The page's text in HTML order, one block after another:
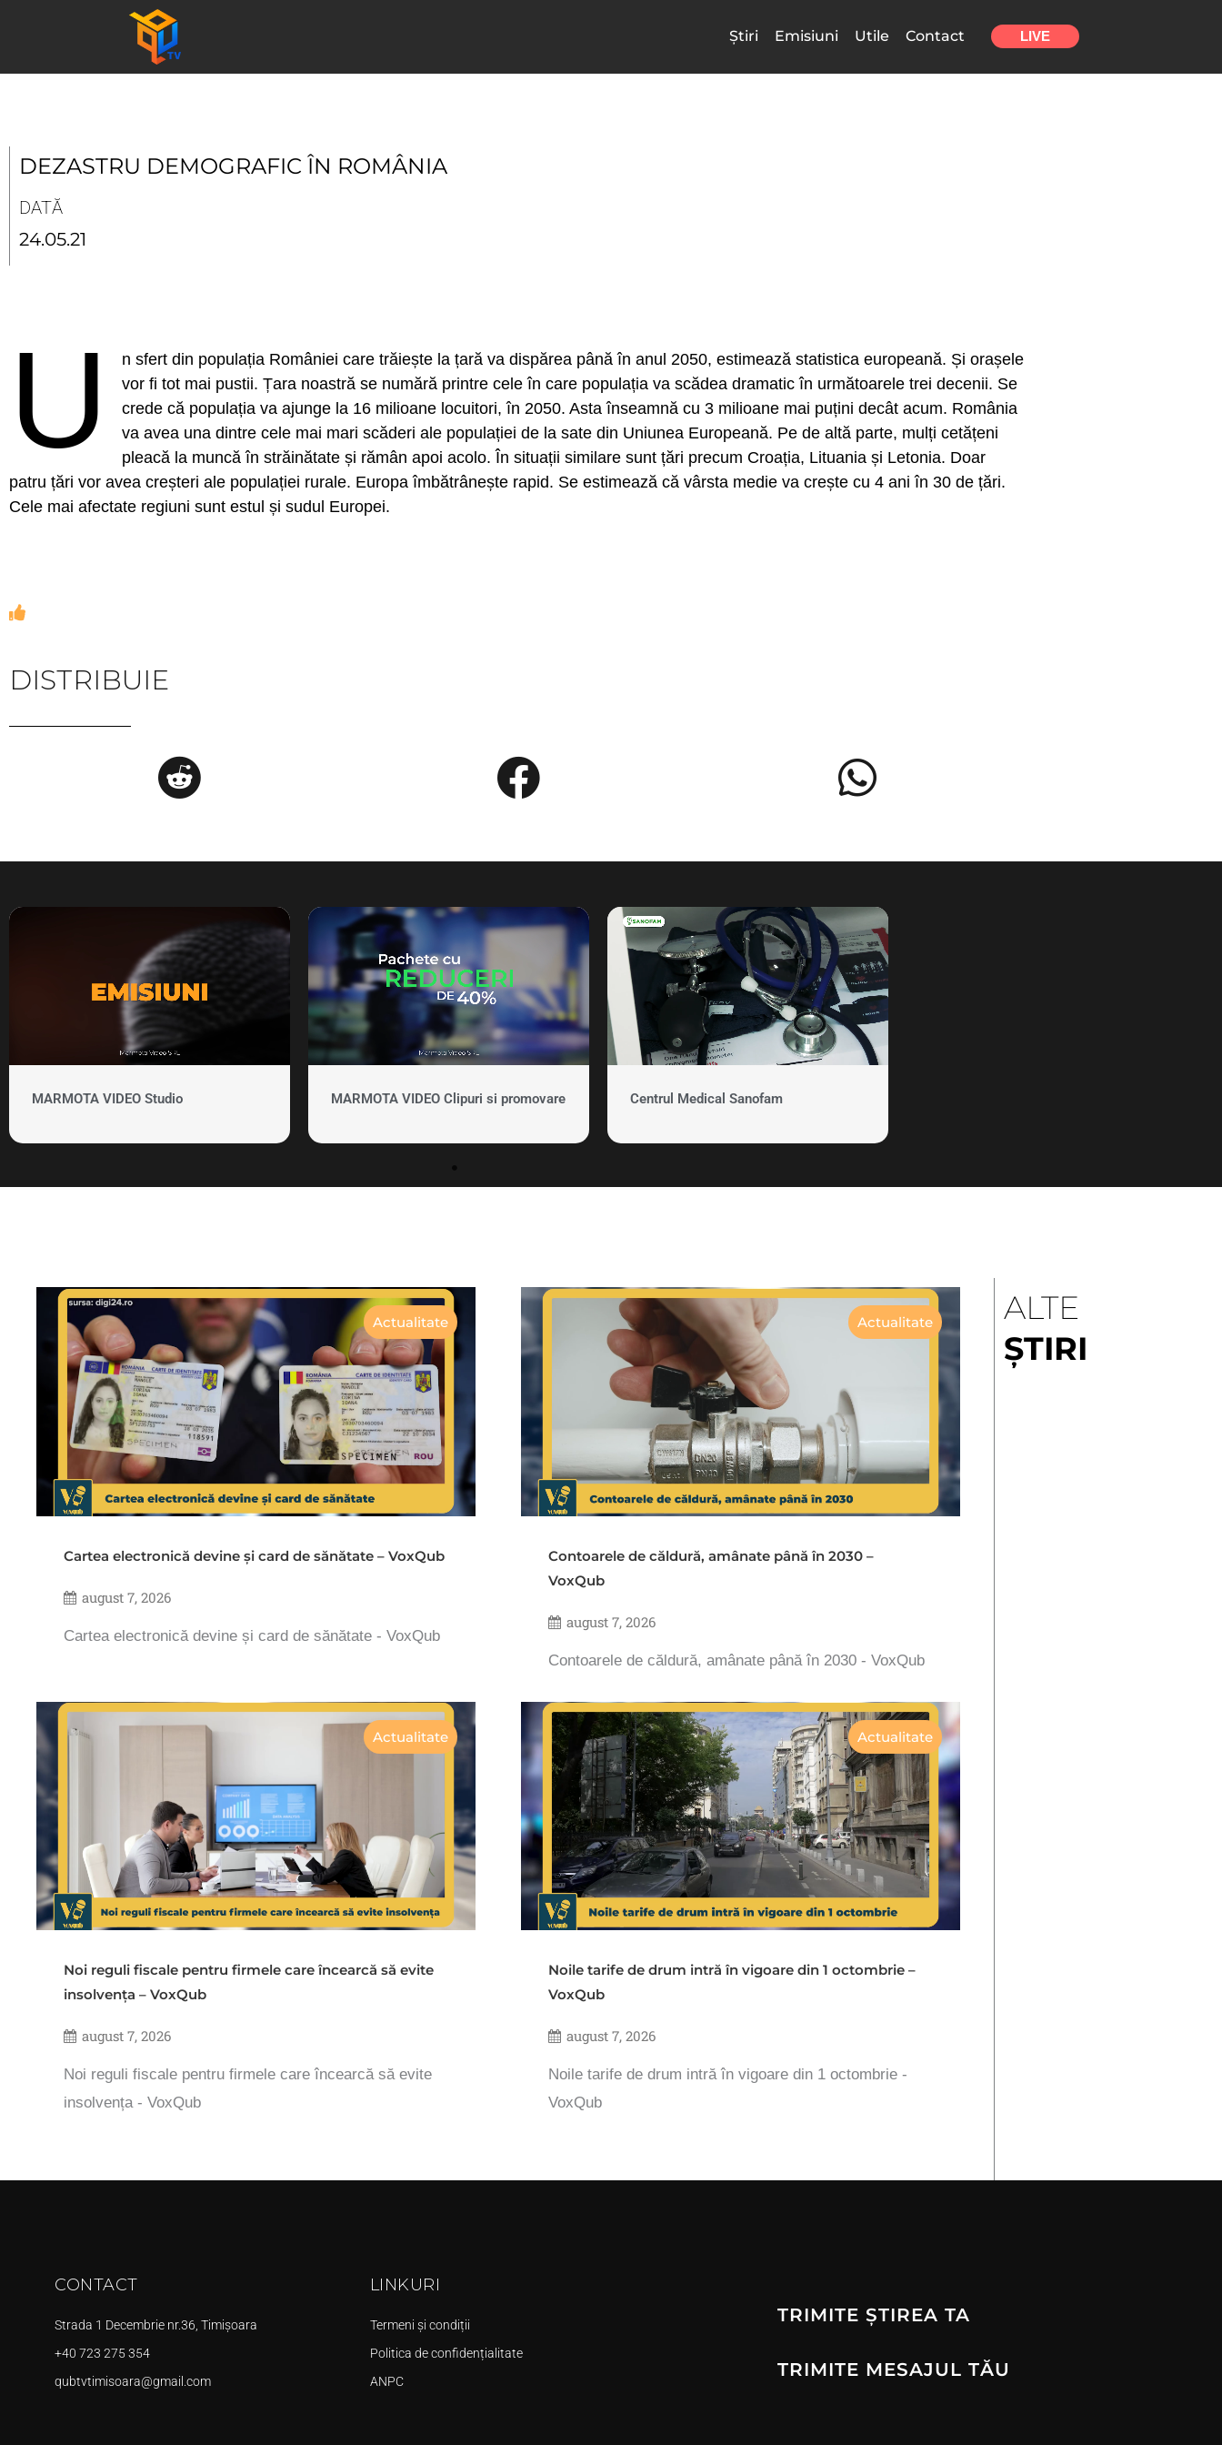
Știri Emisiuni Utile Contact LIVE
DEZASTRU DEMOGRAFIC ÎN ROMÂNIA
DATĂ
24.05.21
U
n sfert din populația României care trăiește la țară va dispărea până în anul 2050, estimează statistica europeană. Și orașele
vor fi tot mai pustii. Țara noastră se numără printre cele în care populația va scădea dramatic în următoarele trei decenii. Se
crede că populația va ajunge la 16 milioane locuitori, în 2050. Asta înseamnă cu 3 milioane mai puțini decât acum. România
va avea una dintre cele mai mari scăderi ale populației de la sate din Uniunea Europeană. Pe de altă parte, mulți cetățeni
pleacă la muncă în străinătate și rămân apoi acolo. În situații similare sunt țări precum Croația, Lituania și Letonia. Doar
patru țări vor avea creșteri ale populației rurale. Europa îmbătrânește rapid. Se estimează că vârsta medie va crește cu 4 ani în 30 de țări.
Cele mai afectate regiuni sunt estul și sudul Europei.
DISTRIBUIE
MARMOTA VIDEO Studio MARMOTA VIDEO Clipuri si promovare Centrul Medical Sanofam
Actualitate
Cartea electronică devine și card de sănătate – VoxQub
august 7, 2026
Cartea electronică devine și card de sănătate - VoxQub
Actualitate
Contoarele de căldură, amânate până în 2030 –
VoxQub
august 7, 2026
Contoarele de căldură, amânate până în 2030 - VoxQub
Actualitate
Noi reguli fiscale pentru firmele care încearcă să evite
insolvența – VoxQub
august 7, 2026
Noi reguli fiscale pentru firmele care încearcă să evite
insolvența - VoxQub
Actualitate
Noile tarife de drum intră în vigoare din 1 octombrie –
VoxQub
august 7, 2026
Noile tarife de drum intră în vigoare din 1 octombrie -
VoxQub
ALTE
ȘTIRI
CONTACT
Strada 1 Decembrie nr.36, Timișoara
+40 723 275 354
qubtvtimisoara@gmail.com
LINKURI
Termeni și condiții
Politica de confidențialitate
ANPC
TRIMITE ȘTIREA TA
TRIMITE MESAJUL TĂU